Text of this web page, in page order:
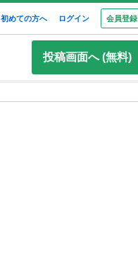
初めての方へ ログイン 会員登録
投稿画面へ (無料)